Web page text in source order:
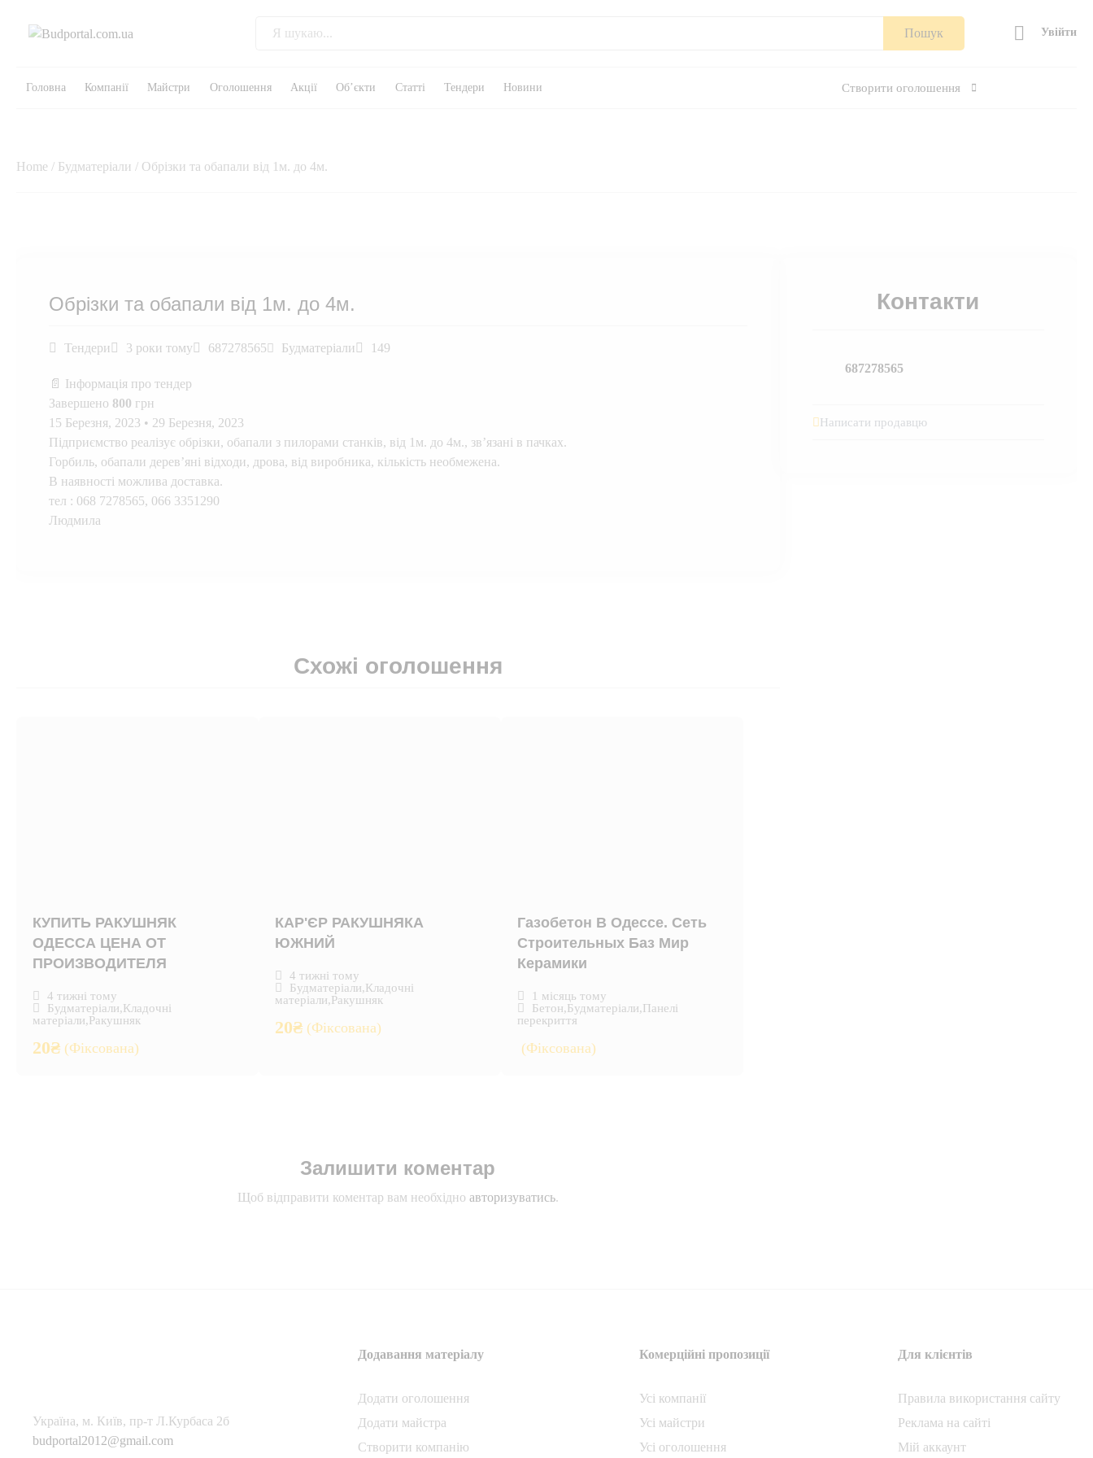
Пошук Увійти
Створити оголошення
Головна Компанії Майстри Оголошення Акції Об’єкти Статті Тендери Новини
Home / Будматеріали / Обрізки та обапали від 1м. до 4м.
Обрізки та обапали від 1м. до 4м.
Тендери 3 роки тому 687278565 Будматеріали 149
📄 Інформація про тендер
Завершено 800 грн
15 Березня, 2023 • 29 Березня, 2023
Підприємство реалізує обрізки, обапали з пилорами станків, від 1м. до 4м., зв’язані в пачках.
Горбиль, обапали дерев’яні відходи, дрова, від виробника, кількість необмежена.
В наявності можлива доставка.
тел : 068 7278565, 066 3351290
Людмила
Схожі оголошення
КУПИТЬ РАКУШНЯК
ОДЕССА ЦЕНА ОТ
ПРОИЗВОДИТЕЛЯ
4 тижні тому
Будматеріали,Кладочні
матеріали,Ракушняк
20₴ (Фіксована)
КАР'ЄР РАКУШНЯКА
ЮЖНИЙ
4 тижні тому
Будматеріали,Кладочні
матеріали,Ракушняк
20₴ (Фіксована)
Газобетон В Одессе. Сеть
Строительных Баз Мир
Керамики
1 місяць тому
Бетон,Будматеріали,Панелі
перекриття
(Фіксована)
Залишити коментар
Щоб відправити коментар вам необхідно авторизуватись.
Контакти
687278565
Написати продавцю
Українa, м. Київ, пр-т Л.Курбаса 2б
budportal2012@gmail.com
Додавання матеріалу
Додати oголошення
Додати майстра
Створити компанiю
Комерційні пропозиції
Усі компанії
Усі майстри
Усі оголошення
Для клієнтів
Правила використання сайту
Реклама на сайті
Мій аккаунт